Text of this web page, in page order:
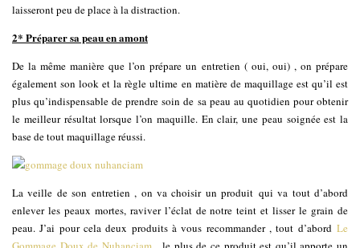
laisseront peu de place à la distraction.
2* Préparer sa peau en amont
De la même manière que l’on prépare un entretien ( oui, oui) , on prépare
également son look et la règle ultime en matière de maquillage est qu’il est
plus qu’indispensable de prendre soin de sa peau au quotidien pour obtenir
le meilleur résultat lorsque l’on maquille. En clair, une peau soignée est la
base de tout maquillage réussi.
La veille de son entretien , on va choisir un produit qui va tout d’abord
enlever les peaux mortes, raviver l’éclat de notre teint et lisser le grain de
peau. J’ai pour cela deux produits à vous recommander , tout d’abord Le